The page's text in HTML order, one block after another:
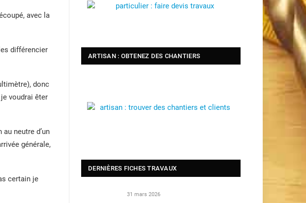
avec la
différencier
donc
voudrai êter
neutre d’un
générale,
certain je
ARTISAN : OBTENEZ DES CHANTIERS
DERNIÈRES FICHES TRAVAUX
31 mars 2026